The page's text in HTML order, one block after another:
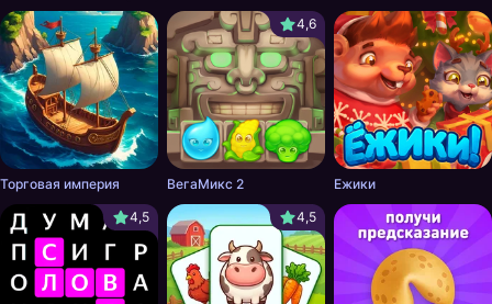
Торговая империя
4,6
ВегаМикс 2
Ежики
4,5
4,5